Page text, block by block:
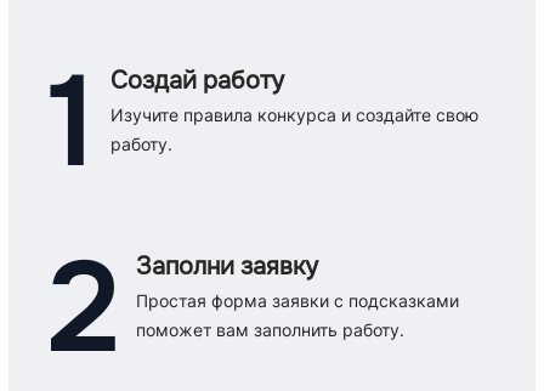
1 Создай работу
Изучите правила конкурса и создайте свою
работу.
2 Заполни заявку
Простая форма заявки с подсказками
поможет вам заполнить работу.